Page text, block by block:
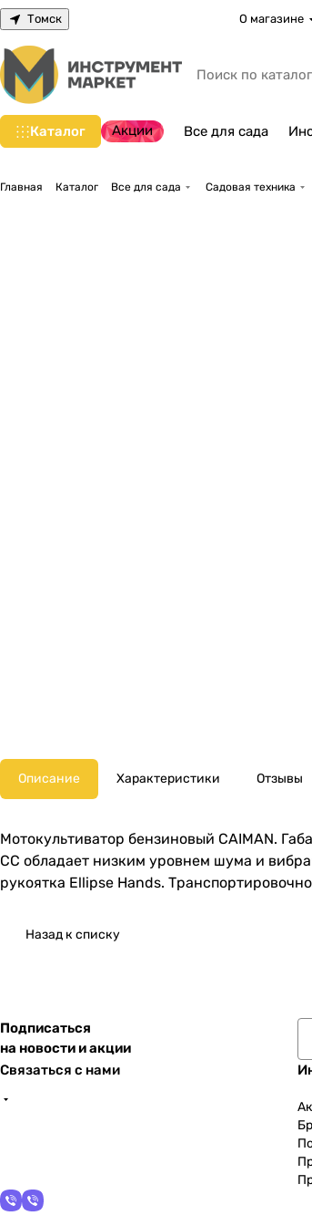
Томск О магазине
Каталог Акции Все для сада
Главная Каталог Все для сада Садовая техника
Описание Характеристики Отзывы
Мотокультиватор бензиновый CAIMAN.
CC обладает низким уровнем шума и
рукоятка Ellipse Hands.
Назад к списку
Подписаться
на новости и акции
Связаться с нами